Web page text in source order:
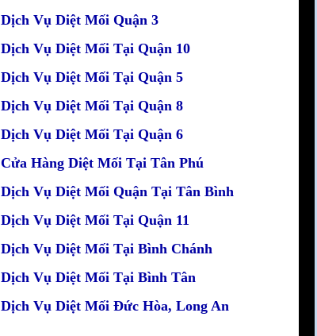
Dịch Vụ Diệt Mối Quận 3
Dịch Vụ Diệt Mối Tại Quận 10
Dịch Vụ Diệt Mối Tại Quận 5
Dịch Vụ Diệt Mối Tại Quận 8
Dịch Vụ Diệt Mối Tại Quận 6
Cửa Hàng Diệt Mối Tại Tân Phú
Dịch Vụ Diệt Mối Quận Tại Tân Bình
Dịch Vụ Diệt Mối Tại Quận 11
Dịch Vụ Diệt Mối Tại Bình Chánh
Dịch Vụ Diệt Mối Tại Bình Tân
Dịch Vụ Diệt Mối Đức Hòa, Long An